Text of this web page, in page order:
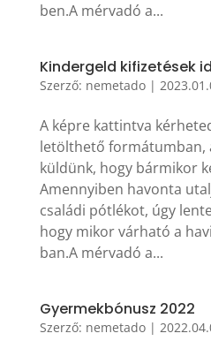
ben.A mérvadó a...
Kindergeld kifizetések
Szerző: nemetado|
A képre kattintva
letölthető formátumban,
küldünk, hogy bármikor
Amennyiben havonta
családi pótlékot, úgy
hogy mikor várható a
ban.A mérvadó a...
Gyermekbónusz 2022
Szerző: nemetado|